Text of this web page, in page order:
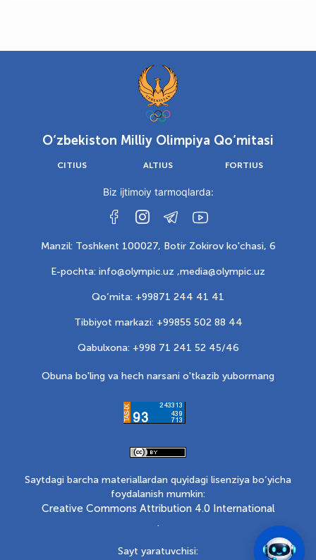
O‘zbekiston Milliy Olimpiya Qo‘mitasi
CITIUS ALTIUS FORTIUS
Biz ijtimoiy tarmoqlarda:
Manzil: Toshkent 100027, Botir Zokirov ko'chasi, 6
E-pochta: info@olympic.uz ,media@olympic.uz
Qo‘mita: +99871 244 41 41
Tibbiyot markazi: +99855 502 88 44
Qabulxona: +998 71 241 52 45/46
Obuna bo'ling va hech narsani o'tkazib yubormang
Saytdagi barcha materiallardan quyidagi lisenziya bo‘yicha
foydalanish mumkin:
Creative Commons Attribution 4.0 International
.
Sayt yaratuvchisi: